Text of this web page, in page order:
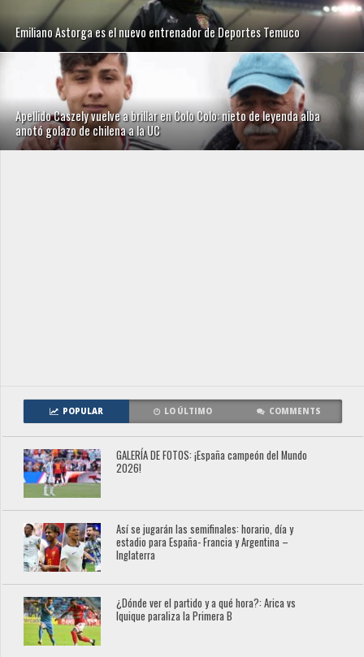
Emiliano Astorga es el nuevo entrenador de Deportes Temuco
Apellido Caszely vuelve a brillar en Colo Colo: nieto de leyenda alba
anotó golazo de chilena a la UC
POPULAR LO ÚLTIMO COMMENTS
GALERÍA DE FOTOS: ¡España campeón del Mundo
2026!
Así se jugarán las semifinales: horario, día y
estadio para España- Francia y Argentina –
Inglaterra
¿Dónde ver el partido y a qué hora?: Arica vs
Iquique paraliza la Primera B